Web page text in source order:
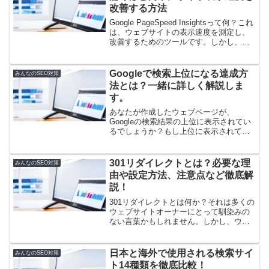
改善する方法
Google PageSpeed Insightsって何？これ
は、ウェブサイトの表示速度を測定し、
改善するためのツールです。しかし、多
とが問題です。この記事では、初心者...
みんなのSEO対策
Googleで検索上位になる達成方
法とは？一緒に詳しく解説しま
す。
あなたが作成したウェブページが、
Googleの検索結果の上位に表示されてい
るでしょうか？もし上位に表示されてい
体的な手順を詳しく解説しています。対
象者に合わせたキ...
みんなのSEO対策
301リダイレクトとは？必要な理
由や設定方法、注意点など徹底解
説！
301リダイレクトとは何か？それは多くの
ウェブサイトオーナーにとって馴染みの
ない言葉かもしれません。しかし、ウェ
レクトと302リダイレクトの違いや、301
リダイレク...
みんなのSEO対策
日本と海外で使用される検索サイ
ト14種類を徹底比較！